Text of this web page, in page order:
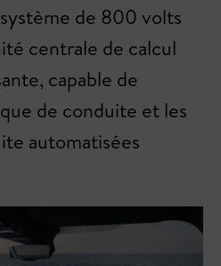
de 800 volts
centrale de calcul
capable de
de conduite et les
automatisées